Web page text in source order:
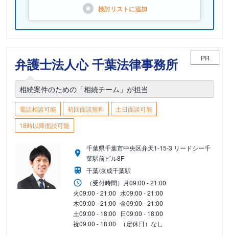
検討リストに追加
弁護士法人心 千葉法律事務所 PR
相続案件のための「相続チーム」が担当
電話相談可能 初回面談無料
土日面談可能
18時以降面談可能
千葉県千葉市中央区弁天1-15-3 リードシー千
葉駅前ビル8F
千葉/京成千葉駅
（受付時間） 月09:00 - 21:00
火09:00 - 21:00 水09:00 - 21:00
木09:00 - 21:00 金09:00 - 21:00
土09:00 - 18:00 日09:00 - 18:00
祝09:00 - 18:00 （定休日）なし